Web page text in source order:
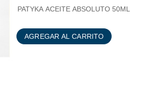
PATYKA ACEITE ABSOLUTO 50ML
AGREGAR AL CARRITO